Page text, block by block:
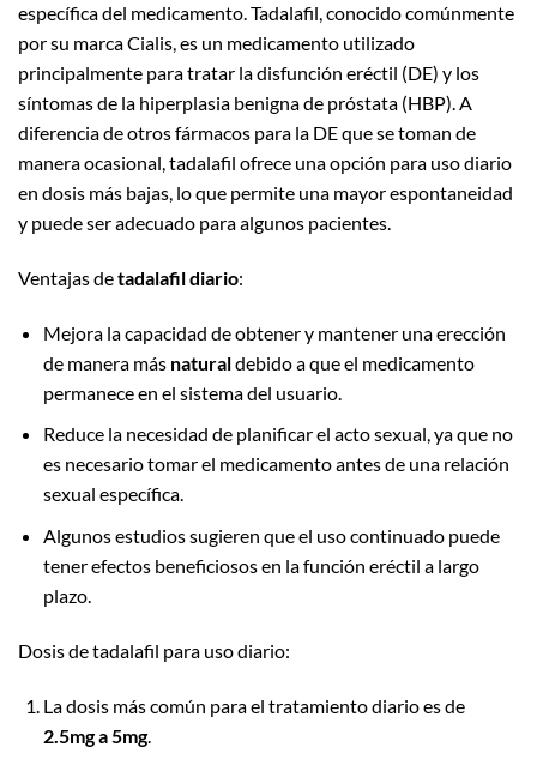
específica del medicamento. Tadalafil, conocido comúnmente
por su marca Cialis, es un medicamento utilizado
principalmente para tratar la disfunción eréctil (DE) y los
síntomas de la hiperplasia benigna de próstata (HBP). A
diferencia de otros fármacos para la DE que se toman de
manera ocasional, tadalafil ofrece una opción para uso diario
en dosis más bajas, lo que permite una mayor espontaneidad
y puede ser adecuado para algunos pacientes.
Ventajas detadalafil diario:
Mejora la capacidad de obtener y mantener una erección
de manera más naturaldebido a que el medicamento
permanece en el sistema del usuario.
Reduce la necesidad de planificar el acto sexual, ya que no
es necesario tomar el medicamento antes de una relación
sexual específica.
Algunos estudios sugieren que el uso continuado puede
tener efectos beneficiosos en la función eréctil a largo
plazo.
Dosis de tadalafil para uso diario:
La dosis más común para el tratamiento diario es de
2.5mg a 5mg.